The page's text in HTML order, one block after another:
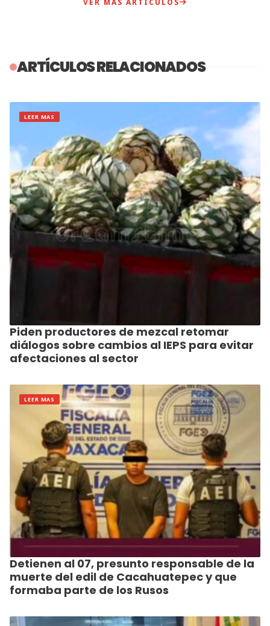
ARTÍCULOS RELACIONADOS
LEER MAS
Piden productores de mezcal retomar
diálogos sobre cambios al IEPS para evitar
afectaciones al sector
LEER MAS
Detienen al 07, presunto responsable de la
muerte del edil de Cacahuatepec y que
formaba parte de los Rusos